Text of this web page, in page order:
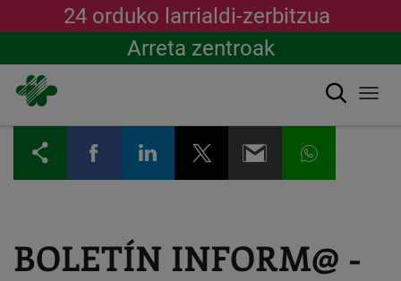
content
24 orduko larrialdi-zerbitzua
Arreta zentroak
Bilatu
BOLETÍN INFORM@ -